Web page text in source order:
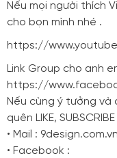
Nếu mọi người thích
cho bọn mình nhé .
https://
Link Group cho anh
https://
Nếu cùng ý tưởng và
quên LIKE,
• Mail :
• Facebook :